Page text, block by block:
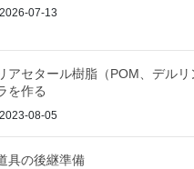
2026-07-13
アセタール樹脂（POM、デルリ
を作る
2023-08-05
具の後継準備